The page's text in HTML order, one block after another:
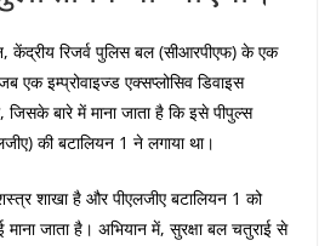
केंद्रीय रिजर्व पुलिस बल (सीआरपीएफ) के एक
एक इम्प्रोवाइज्ड एक्सप्लोसिव डिवाइस
जिसके बारे में माना जाता है कि इसे पीपुल्स
की बटालियन 1 ने लगाया था।
शाखा है और पीएलजीए बटालियन 1 को
जाता है। अभियान में, सुरक्षा बल चतुराई से